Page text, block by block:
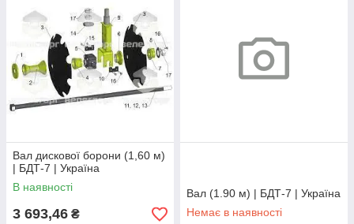
Вал дискової борони (1,60 м)
| БДТ-7 | Україна
В наявності
3 693,46 ₴
Вал (1.90 м) | БДТ-7 | Україна
Немає в наявності